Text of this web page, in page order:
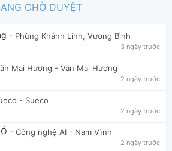
Tải ứng dụng
CHỜ DUYỆT
- Phùng Khánh Linh, Vương Bình
3 ngày trước
Mai Hương - Văn Mai Hương
2 ngày trước
- Sueco
2 ngày trước
- Công nghệ AI - Nam Vĩnh
2 ngày trước